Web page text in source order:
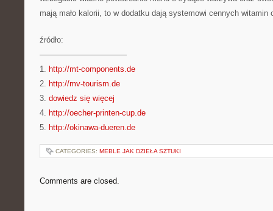
mają mało kalorii, to w dodatku dają systemowi cennych witamin
źródło:
———————————
1. http://mt-components.de
2. http://mv-tourism.de
3. dowiedz się więcej
4. http://oecher-printen-cup.de
5. http://okinawa-dueren.de
CATEGORIES: MEBLE JAK DZIEŁA SZTUKI
Comments are closed.